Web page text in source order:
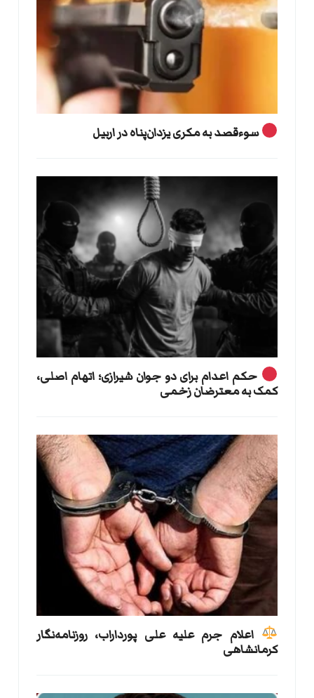
سوءقصد به مکری یزدان‌پناه در اربیل
حکم اعدام برای دو جوان شیرازی؛ اتهام اصلی،
کمک به معترضان زخمی
اعلام جرم علیه علی پورداراب، روزنامه‌نگار
کرمانشاهی